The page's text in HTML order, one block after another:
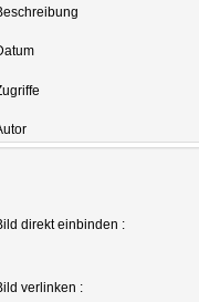
direkt einbinden :
verlinken :